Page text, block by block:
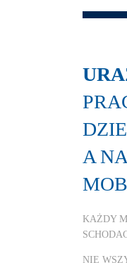
A
KAŻDY
NIE